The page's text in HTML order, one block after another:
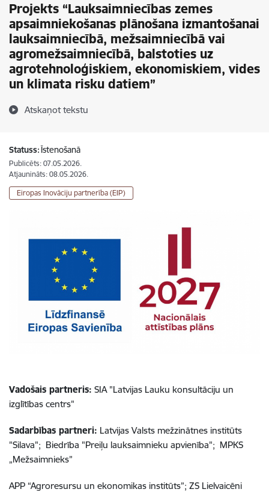
Projekts “Lauksaimniecības zemes
apsaimniekošanas plānošana izmantošanai
lauksaimniecībā, mežsaimniecībā vai
agromežsaimniecībā, balstoties uz
agrotehnoloģiskiem, ekonomiskiem, vides
un klimata risku datiem”
Atskaņot tekstu
Statuss:Īstenošanā
Publicēts: 07.05.2026.
Atjaunināts: 08.05.2026.
Eiropas Inovāciju partnerība (EIP)
Vadošais partneris: SIA "Latvijas Lauku konsultāciju un
izglītības centrs"
Sadarbības partneri: Latvijas Valsts mežzinātnes institūts
"Silava"; Biedrība "Preiļu lauksaimnieku apvienība"; MPKS
„Mežsaimnieks”
APP “Agroresursu un ekonomikas institūts”; ZS Lielvaicēni